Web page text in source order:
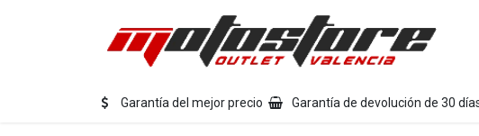
Equipamiento
Garantía del mejor precio Garantía de devolución de 30